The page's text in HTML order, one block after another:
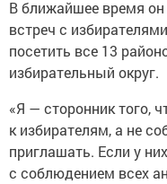
В ближайшее время
встреч с
посетить все 13
избирательный округ.
«Я — сторонник того,
к избирателям, а не
приглашать. Если у
с соблюдением всех